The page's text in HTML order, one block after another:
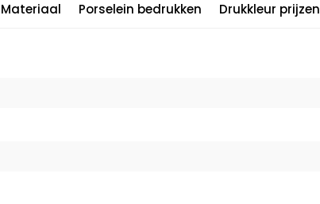
Materiaal Porselein bedrukken Drukkleur prijzen